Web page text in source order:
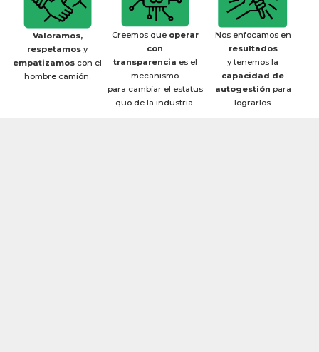
Valoramos,
respetamos y
empatizamos con el
hombre camión.
Creemos que operar
con
transparencia es el
mecanismo
para cambiar el estatus
quo de la industria.
Nos enfocamos en
resultados
y tenemos la
capacidad de
autogestión para
lograrlos.